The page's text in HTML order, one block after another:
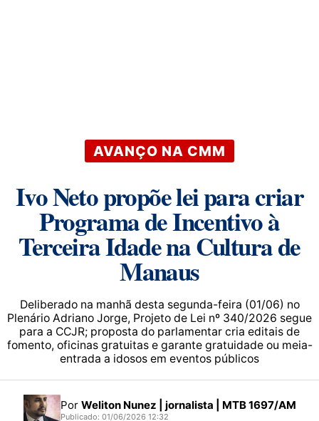
AVANÇO NA CMM
Ivo Neto propõe lei para criar
Programa de Incentivo à
Terceira Idade na Cultura de
Manaus
Deliberado na manhã desta segunda-feira (01/06) no
Plenário Adriano Jorge, Projeto de Lei nº 340/2026 segue
para a CCJR; proposta do parlamentar cria editais de
fomento, oficinas gratuitas e garante gratuidade ou meia-
entrada a idosos em eventos públicos
Por Weliton Nunez | jornalista | MTB 1697/AM
Publicado: 01/06/2026 12:32